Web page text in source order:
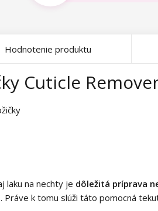
Cuticle
laku na nechty je dôležitá príprava
k tomu slúži táto pomocná
Hodnotenie produktu